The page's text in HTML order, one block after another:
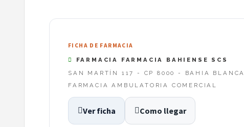
FICHA DE FARMACIA
FARMACIA FARMACIA BAHIENSE SCS
SAN MARTÍN 117 - CP 8000 - BAHIA BLANCA
FARMACIA AMBULATORIA COMERCIAL
Ver ficha Como llegar